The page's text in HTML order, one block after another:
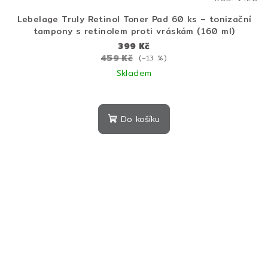
Lebelage Truly Retinol Toner Pad 60 ks – tonizační
tampony s retinolem proti vráskám (160 ml)
399 Kč
459 Kč (–13 %)
Skladem
Do košíku